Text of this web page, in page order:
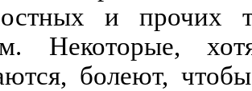
и прочих
Некоторые,
болеют,